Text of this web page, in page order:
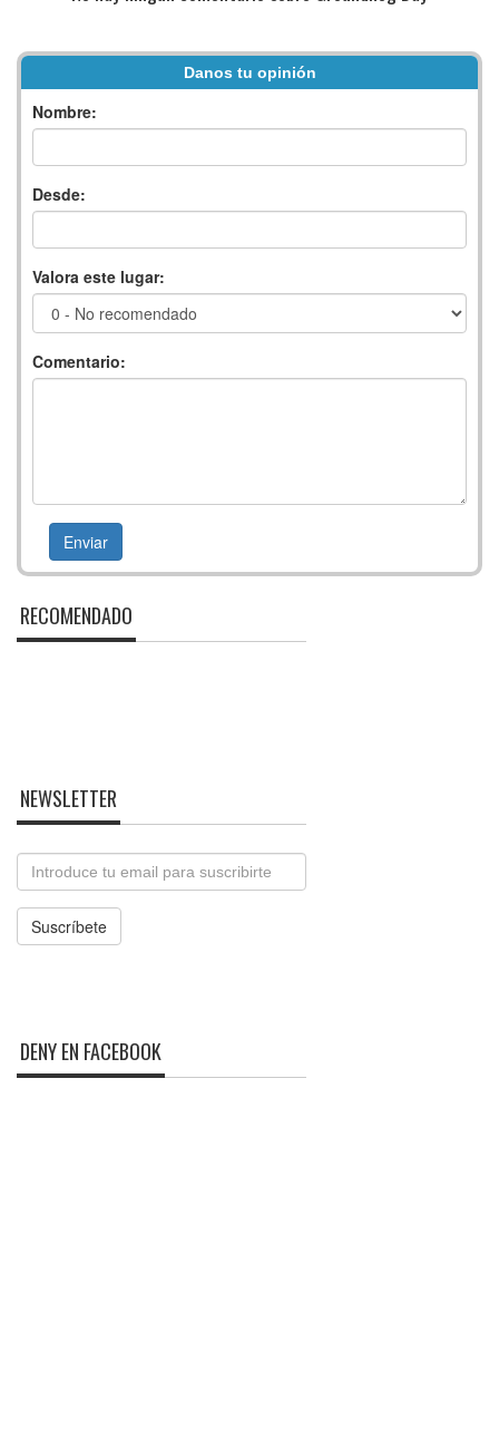
Danos tu opinión
Nombre:
Desde:
Valora este lugar:
Comentario:
RECOMENDADO
NEWSLETTER
Email
Suscríbete
DENY EN FACEBOOK